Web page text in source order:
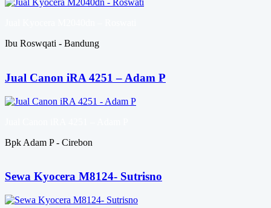
Ibu Roswqati - Bandung
Jual Canon iRA 4251 – Adam P
Bpk Adam P - Cirebon
Sewa Kyocera M8124- Sutrisno